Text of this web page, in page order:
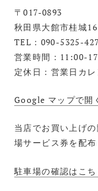
〒017-0893
秋田県大館市桂城16
TEL：090-5325-
営業時間：11:00-
定休日：営業日カ
Google マップで開
当店でお買い上げ
場サービス券を配布
駐車場の確認はこち